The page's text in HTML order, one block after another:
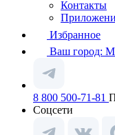
Контакты
Избранное
Ваш город:
8 800 500-71-81
Соцсети